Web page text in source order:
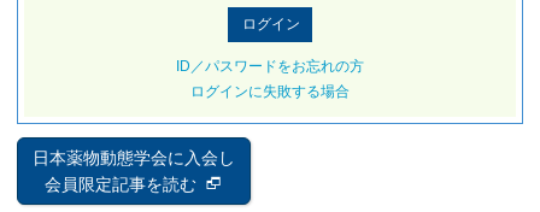
ID／パスワードをお忘れの方
ログインに失敗する場合
日本薬物動態学会に入会し
会員限定記事を読む